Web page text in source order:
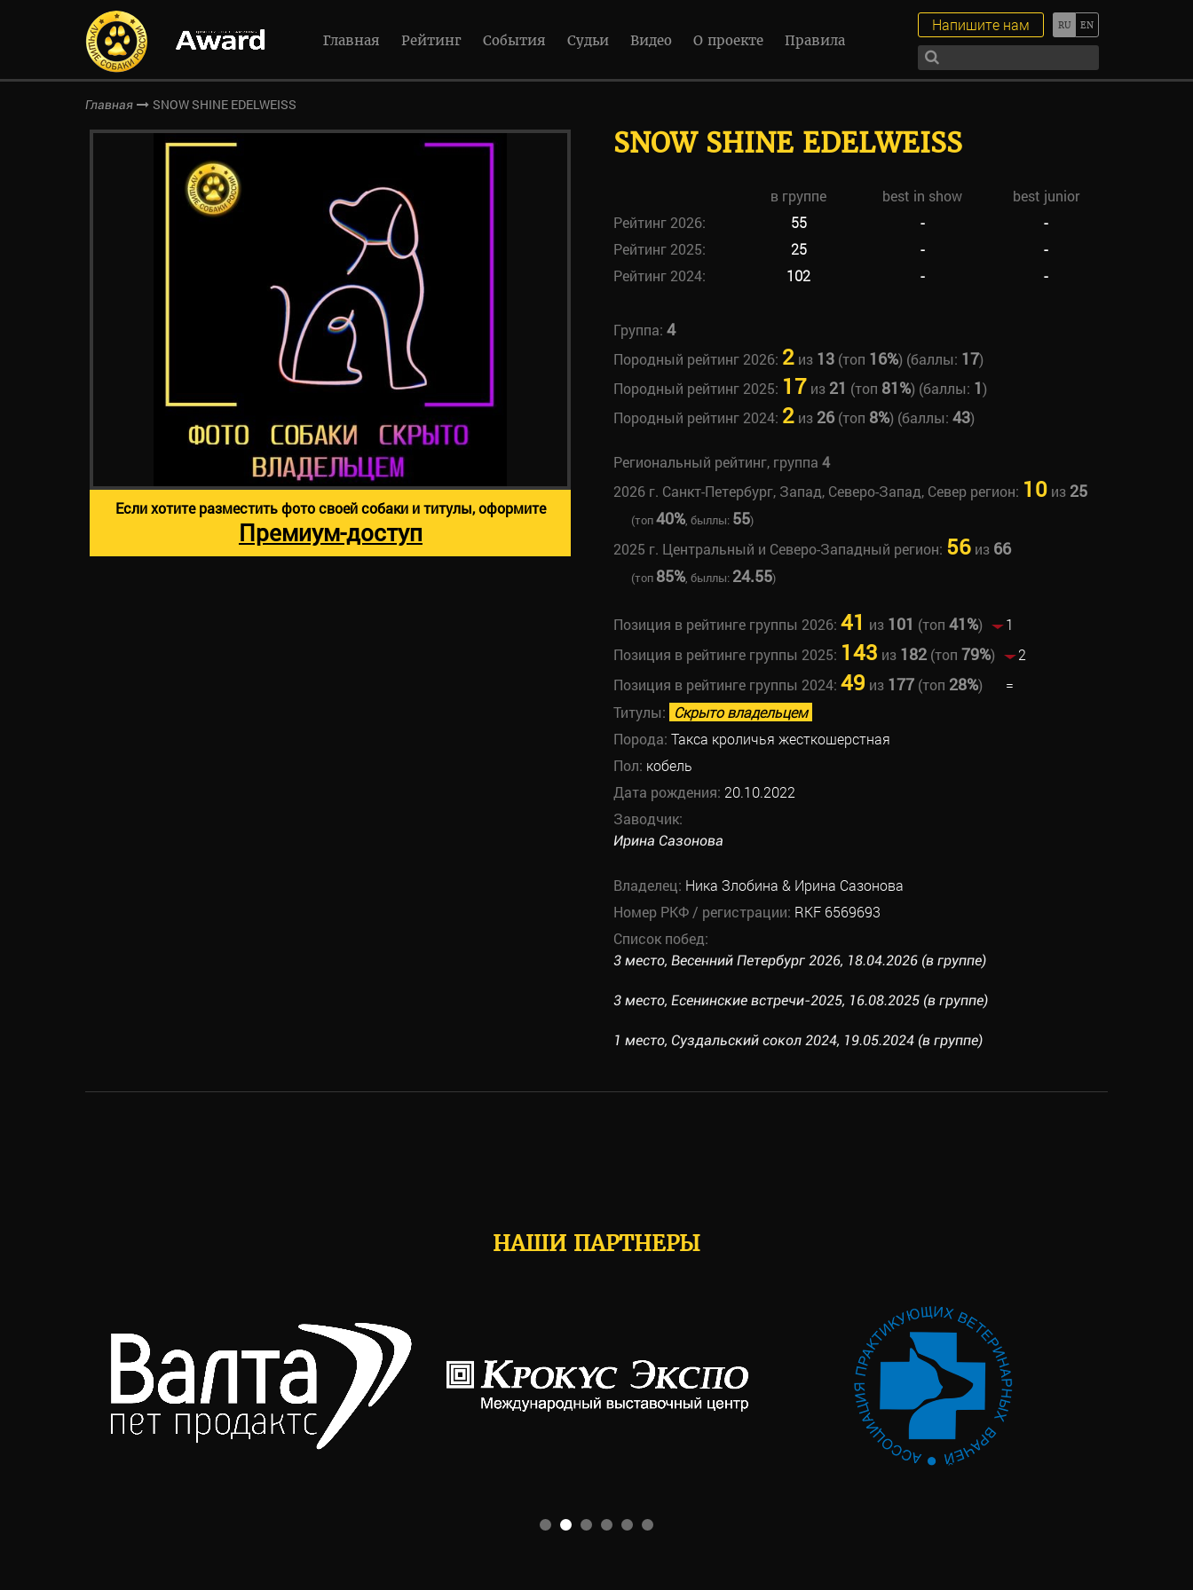
Главная Рейтинг События Судьи Видео О проекте Правила
Напишите нам
Главная SNOW SHINE EDELWEISS
SNOW SHINE EDELWEISS
в группе best in show
best junior
Рейтинг 2026:
55 -
-
Рейтинг 2025:
25 -
-
Рейтинг 2024:
102 - -
Группа: 4
Породный рейтинг 2026: 2из 13(топ 16%) (баллы: 17)
Породный рейтинг 2025: 17 из 21 (топ 81%) (баллы: 1)
Породный рейтинг 2024: 2из 26(топ 8%) (баллы: 43)
Региональный рейтинг, группа 4
2026 г. Санкт-Петербург, Запад, Северо-Запад, Север регион: 10из 25
(топ40%, быллы: 55)
2025 г. Центральный и Северо-Западный регион: 56из 66
(топ 85%, быллы: 24.55)
Позиция в рейтинге группы 2026: 41 из 101 (топ 41%)
1
Позиция в рейтинге группы 2025: 143 из 182(топ 79%)
2
Позиция в рейтинге группы 2024: 49 из 177(топ 28%)
=
Титулы: Скрыто владельцем
Порода: Такса кроличья жесткошерстная
Пол: кобель
Дата рождения: 20.10.2022
Заводчик:
Ирина Сазонова
Владелец: Ника Злобина & Ирина Сазонова
Номер РКФ / регистрации: RKF 6569693
Список побед:
3 место, Весенний Петербург 2026, 18.04.2026 (в группе)
3 место, Есенинские встречи-2025, 16.08.2025 (в группе)
1 место, Суздальский сокол 2024, 19.05.2024 (в группе)
Если хотите разместить фото своей собаки и титулы, оформите
Премиум-доступ
НАШИ ПАРТНЕРЫ